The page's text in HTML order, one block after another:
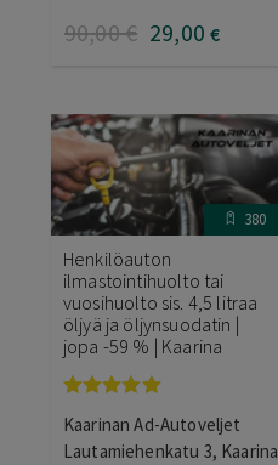
90,00€ 29,00 €
380
Henkilöauton
ilmastointihuolto tai
vuosihuolto sis. 4,5 litraa
öljyä ja öljynsuodatin |
jopa -59 % | Kaarina
tuotteesta:
5.00 / 5
Kaarinan Ad-Autoveljet
Lautamiehenkatu 3, Kaarina